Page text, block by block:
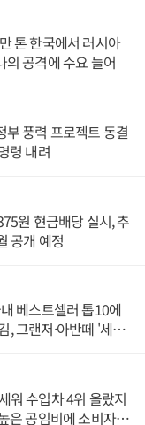
톤 한국에서 러시아
공격에 수요 늘어
풍력 프로젝트 동결
령 내려
원 현금배당 실시, 추
공개 예정
베스트셀러 톱10에
, 그랜저·아반떼 '세단
워 수입차 4위 올랐지
은 공임비에 소비자